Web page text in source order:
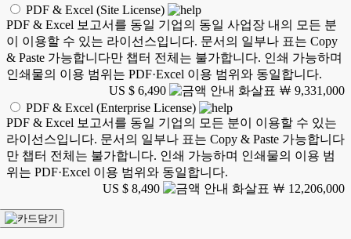
PDF & Excel (Site License)
PDF & Excel 보고서를 동일 기업의 동일 사업장 내의 모든 분
이 이용할 수 있는 라이선스입니다. 문서의 일부나 표는 Copy
& Paste 가능합니다만 챕터 전체는 불가합니다. 인쇄 가능하며
인쇄물의 이용 범위는 PDF·Excel 이용 범위와 동일합니다.
US $ 6,490
￦ 9,331,000
PDF & Excel (Enterprise License)
PDF & Excel 보고서를 동일 기업의 모든 분이 이용할 수 있는
라이선스입니다. 문서의 일부나 표는 Copy & Paste 가능합니다
만 챕터 전체는 불가합니다. 인쇄 가능하며 인쇄물의 이용 범
위는 PDF·Excel 이용 범위와 동일합니다.
US $ 8,490
￦ 12,206,000